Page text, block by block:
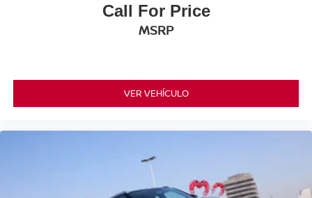
Call For Price
MSRP
VER VEHÍCULO